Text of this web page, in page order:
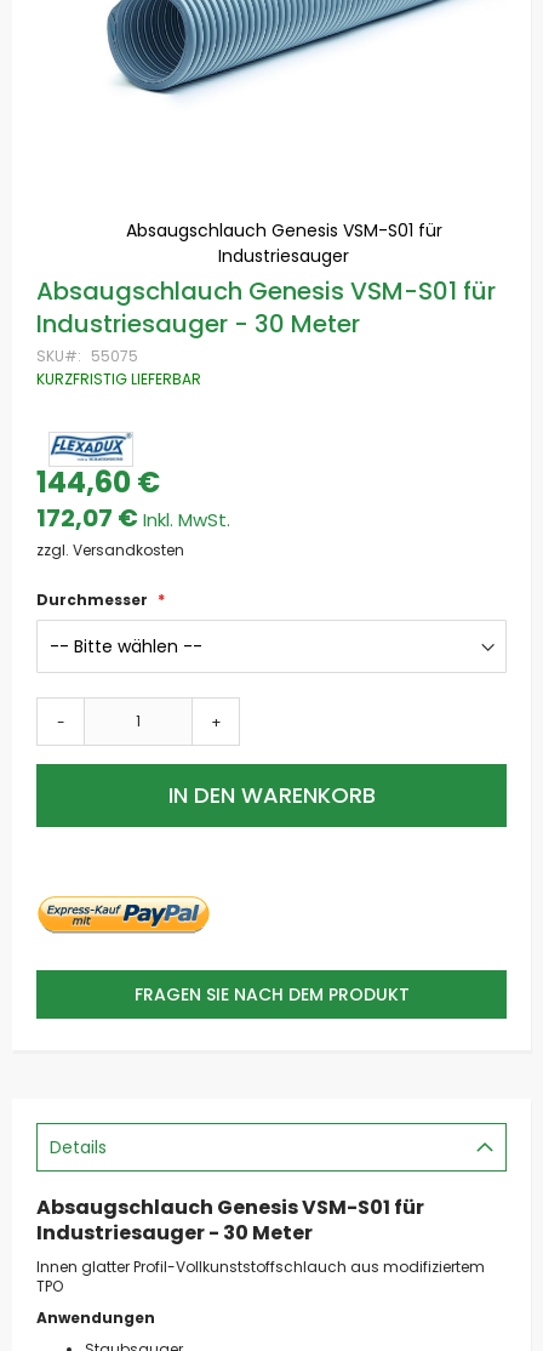
Absaugschlauch Genesis VSM-S01 für
Industriesauger
Zum
Anfang
der
springen
Absaugschlauch Genesis VSM-S01 für
Industriesauger - 30 Meter
SKU
55075
KURZFRISTIG LIEFERBAR
172,07 €
144,60 €
zzgl. Versandkosten
Durchmesser
- +
IN DEN WARENKORB
FRAGEN SIE NACH DEM PRODUKT
Details
Absaugschlauch Genesis VSM-S01 für
Industriesauger - 30 Meter
Innen glatter Profil-Vollkunststoffschlauch aus modifiziertem
TPO
Anwendungen